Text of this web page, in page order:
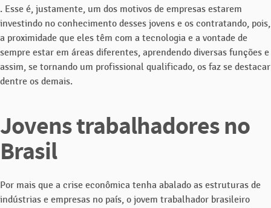
. Esse é, justamente, um dos motivos de empresas estarem
investindo no conhecimento desses jovens e os contratando, pois,
a proximidade que eles têm com a tecnologia e a vontade de
sempre estar em áreas diferentes, aprendendo diversas funções e
assim, se tornando um profissional qualificado, os faz se destacar
dentre os demais.
Jovens trabalhadores no
Brasil
Por mais que a crise econômica tenha abalado as estruturas de
indústrias e empresas no país, o jovem trabalhador brasileiro